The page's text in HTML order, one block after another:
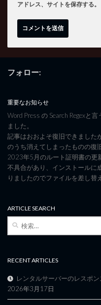
アドレス、サイトを保存する。
フォロー:
重要なお知らせ
Word Press の Search Regexと
ました。
記事はおおよそ復旧できました
のうち消えてしまったものの復
2023年5月のルート証明書の更
不具合があり、インストールに
りましたのでファイルを差し替
ARTICLE SEARCH
RECENT ARTICLES
レンタルサーバーのレスポ
2026年3月17日